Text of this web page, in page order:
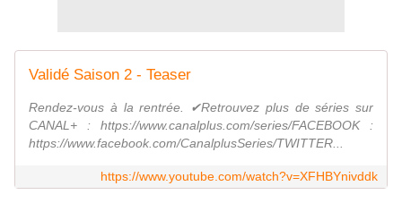
Validé Saison 2 - Teaser
Rendez-vous à la rentrée. ✔Retrouvez plus de séries sur
CANAL+ : https://www.canalplus.com/series/FACEBOOK :
https://www.facebook.com/CanalplusSeries/TWITTER...
https://www.youtube.com/watch?v=XFHBYnivddk